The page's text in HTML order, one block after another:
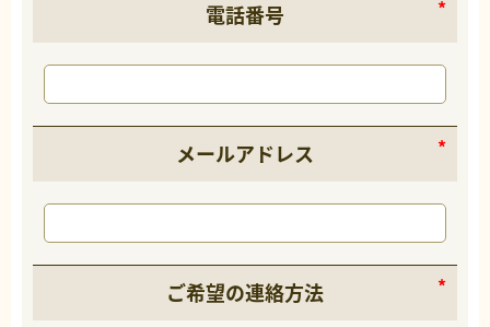
電話番号
メールアドレス
ご希望の連絡方法